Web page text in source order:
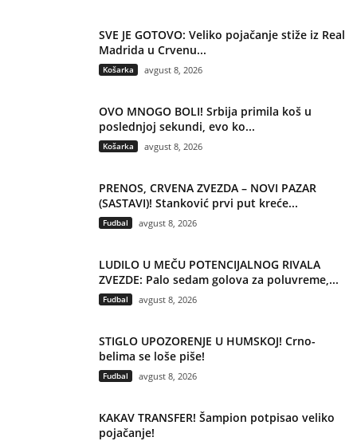
SVE JE GOTOVO: Veliko pojačanje stiže iz Real
Madrida u Crvenu...
Košarka avgust 8, 2026
OVO MNOGO BOLI! Srbija primila koš u
poslednjoj sekundi, evo ko...
Košarka avgust 8, 2026
PRENOS, CRVENA ZVEZDA – NOVI PAZAR
(SASTAVI)! Stanković prvi put kreće...
Fudbal avgust 8, 2026
LUDILO U MEČU POTENCIJALNOG RIVALA
ZVEZDE: Palo sedam golova za poluvreme,...
Fudbal avgust 8, 2026
STIGLO UPOZORENJE U HUMSKOJ! Crno-
belima se loše piše!
Fudbal avgust 8, 2026
KAKAV TRANSFER! Šampion potpisao veliko
pojačanje!